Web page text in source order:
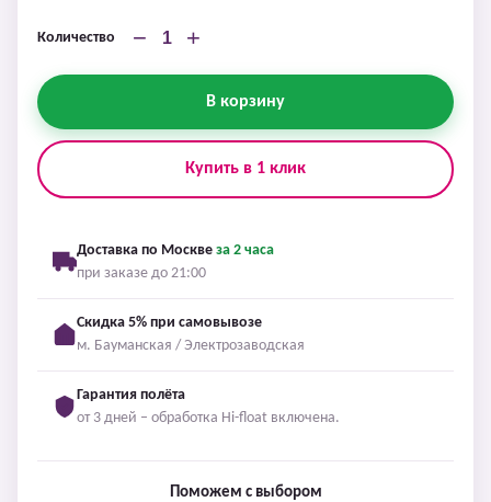
Количество − +
В корзину
Купить в 1 клик
Доставка по Москве за 2 часа
при заказе до 21:00
Скидка 5% при самовывозе
м. Бауманская / Электрозаводская
Гарантия полёта
от 3 дней – обработка Hi-float включена.
Поможем с выбором